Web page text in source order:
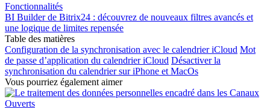
Fonctionnalités
BI Builder de Bitrix24 : découvrez de nouveaux filtres avancés et
une logique de limites repensée
Table des matières
Configuration de la synchronisation avec le calendrier iCloud Mot
de passe d’application du calendrier iCloud Désactiver la
synchronisation du calendrier sur iPhone et MacOs
Vous pourriez également aimer